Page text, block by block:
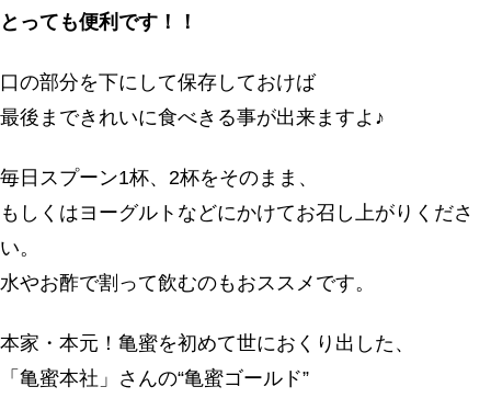
とっても便利です！！
口の部分を下にして保存しておけば
最後まできれいに食べきる事が出来ますよ♪
毎日スプーン1杯、2杯をそのまま、
もしくはヨーグルトなどにかけてお召し上がりくださ
い。
水やお酢で割って飲むのもおススメです。
本家・本元！亀蜜を初めて世におくり出した、
「亀蜜本社」さんの“亀蜜ゴールド”